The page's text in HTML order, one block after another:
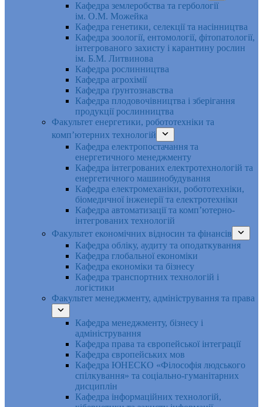
Кафедра землеробства та гербології
ім. О.М. Можейка
Кафедра генетики, селекції та насінництва
Кафедра зоології, ентомології, фітопатології,
інтегрованого захисту і карантину рослин
ім. Б.М. Литвинова
Кафедра рослинництва
Кафедра агрохімії
Кафедра ґрунтознавства
Кафедра плодовочівництва і зберігання
продукції рослинництва
Факультет енергетики, робототехніки та
комп’ютерних технологій
Кафедра електропостачання та
енергетичного менеджменту
Кафедра інтегрованих електротехнологій та
енергетичного машинобудування
Кафедра електромеханіки, робототехніки,
біомедичної інженерії та електротехніки
Кафедра автоматизації та комп’ютерно-
інтегрованих технологій
Факультет економічних відносин та фінансів
Кафедра обліку, аудиту та оподаткування
Кафедра глобальної економіки
Кафедра економіки та бізнесу
Кафедра транспортних технологій і
логістики
Факультет менеджменту, адміністрування та права
Кафедра менеджменту, бізнесу і
адміністрування
Кафедра права та європейської інтеграції
Кафедра європейських мов
Кафедра ЮНЕСКО «Філософія людського
спілкування» та соціально-гуманітарних
дисциплін
Кафедра інформаційних технологій,